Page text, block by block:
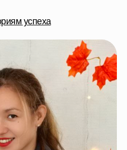
успеха